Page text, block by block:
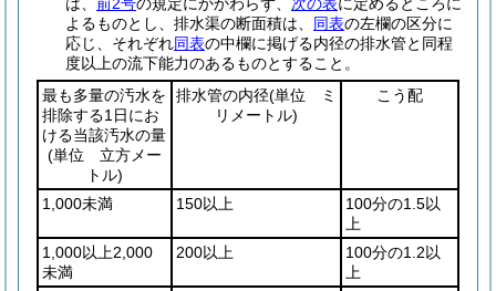
よるものとし、排水渠の断面積は、 同表の左欄の区分に
応じ、それぞれ同表の中欄に掲げる内径の排水管と同程
度以上の流下能力のあるものとすること。
最も多量の汚水を
排除する1日にお
ける当該汚水の量
(単位 立方メー
トル)
排水管の内径(単位 ミ
リメートル)
こう配
1,000未満 150以上
100分の1.5以
上
1,000以上2,000
未満
200以上
100分の1.2以
上